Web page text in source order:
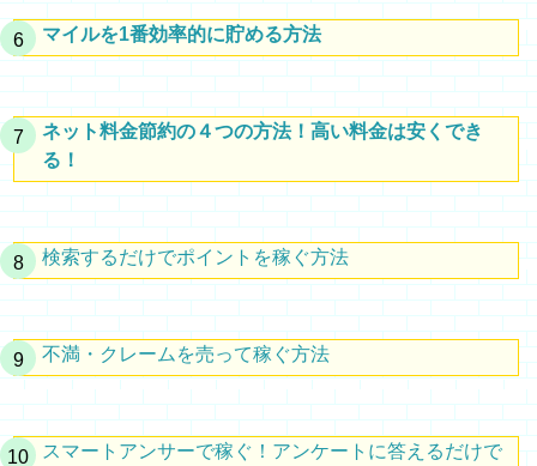
マイルを1番効率的に貯める方法
ネット料金節約の４つの方法！高い料金は安くでき
る！
検索するだけでポイントを稼ぐ方法
不満・クレームを売って稼ぐ方法
スマートアンサーで稼ぐ！アンケートに答えるだけで